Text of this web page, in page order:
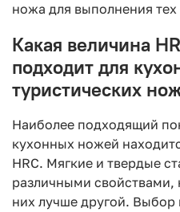
ножа для выполнения
Какая величина
подходит для
туристических
Наиболее подходящий
кухонных ножей
HRC. Мягкие и твердые
различными свойствами,
них лучше другой.